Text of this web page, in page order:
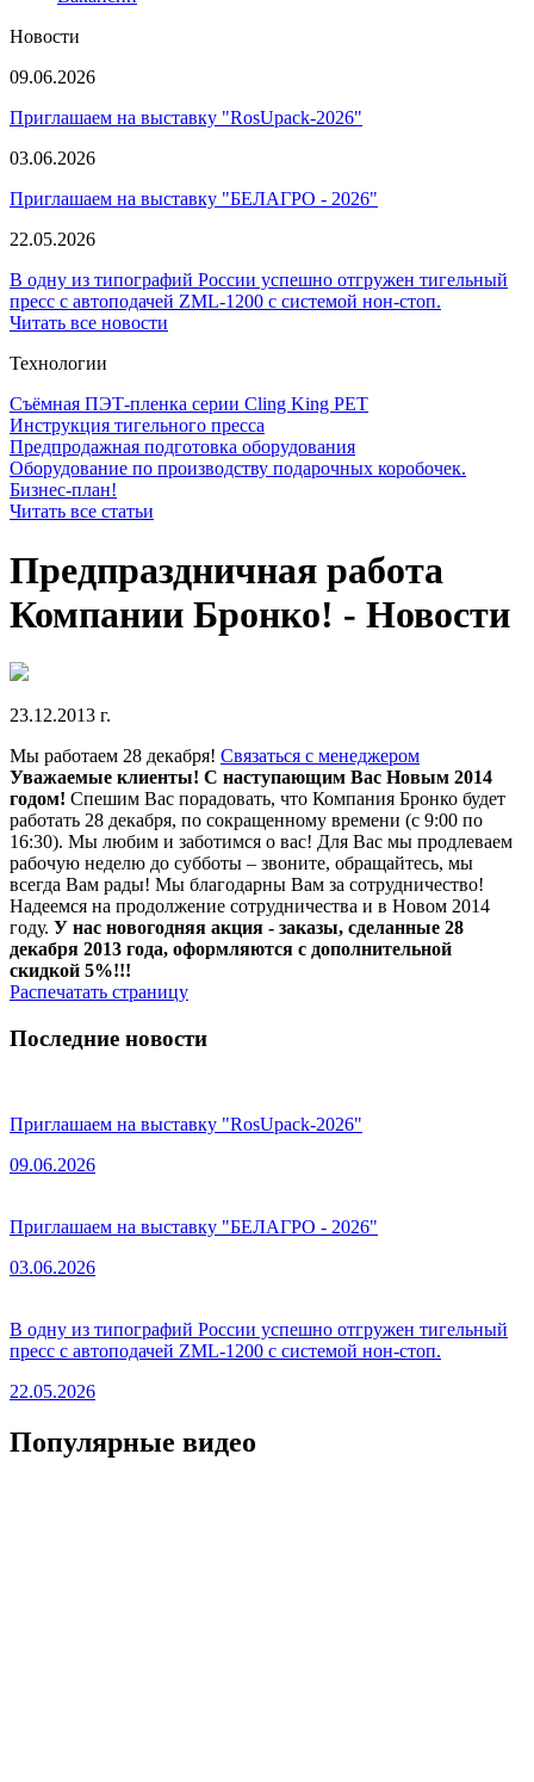
Новости
09.06.2026
Приглашаем на выставку "RosUpack-2026"
03.06.2026
Приглашаем на выставку "БЕЛАГРО - 2026"
22.05.2026
В одну из типографий России успешно отгружен тигельный
пресс с автоподачей ZML-1200 с системой нон-стоп.
Читать все новости
Технологии
Съёмная ПЭТ-пленка серии Cling King PET
Инструкция тигельного пресса
Предпродажная подготовка оборудования
Оборудование по производству подарочных коробочек.
Бизнес-план!
Читать все статьи
Предпраздничная работа
Компании Бронко! - Новости
23.12.2013 г.
Мы работаем 28 декабря! Связаться с менеджером
Уважаемые клиенты! С наступающим Вас Новым 2014
годом! Спешим Вас порадовать, что Компания Бронко будет
работать 28 декабря, по сокращенному времени (с 9:00 по
16:30). Мы любим и заботимся о вас! Для Вас мы продлеваем
рабочую неделю до субботы – звоните, обращайтесь, мы
всегда Вам рады! Мы благодарны Вам за сотрудничество!
Надеемся на продолжение сотрудничества и в Новом 2014
году. У нас новогодняя акция - заказы, сделанные 28
декабря 2013 года, оформляются с дополнительной
скидкой 5%!!!
Распечатать страницу
Последние новости
Приглашаем на выставку "RosUpack-2026"
09.06.2026
Приглашаем на выставку "БЕЛАГРО - 2026"
03.06.2026
В одну из типографий России успешно отгружен тигельный
пресс с автоподачей ZML-1200 с системой нон-стоп.
22.05.2026
Популярные видео